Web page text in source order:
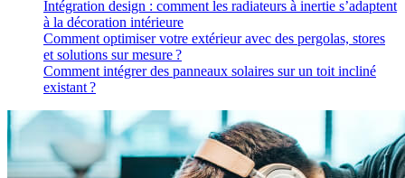
Intégration design : comment les radiateurs à inertie s’adaptent
à la décoration intérieure
Comment optimiser votre extérieur avec des pergolas, stores
et solutions sur mesure ?
Comment intégrer des panneaux solaires sur un toit incliné
existant ?